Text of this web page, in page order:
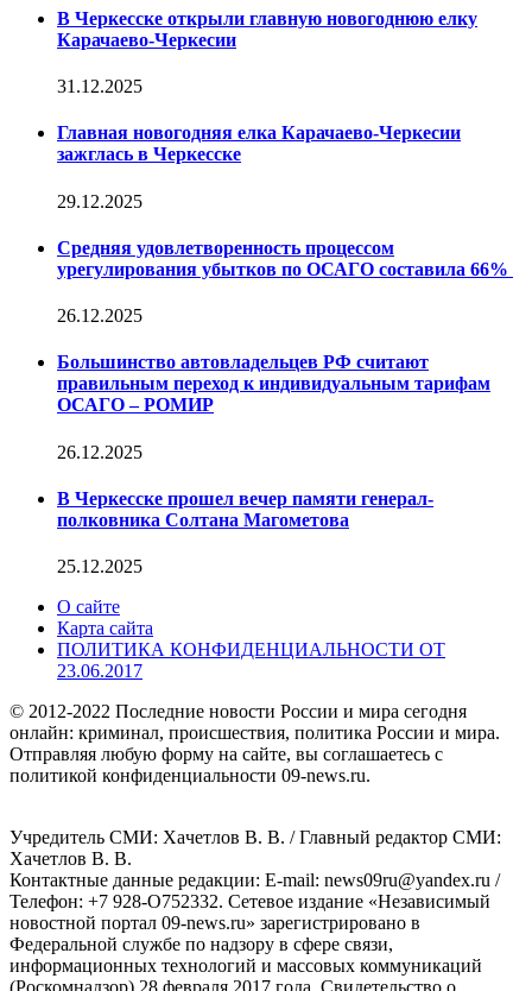
В Черкесске открыли главную новогоднюю елку
Карачаево-Черкесии
31.12.2025
Главная новогодняя елка Карачаево-Черкесии
зажглась в Черкесске
29.12.2025
Средняя удовлетворенность процессом
урегулирования убытков по ОСАГО составила 66%
26.12.2025
Большинство автовладельцев РФ считают
правильным переход к индивидуальным тарифам
ОСАГО – РОМИР
26.12.2025
В Черкесске прошел вечер памяти генерал-
полковника Солтана Магометова
25.12.2025
О сайте
Карта сайта
ПОЛИТИКА КОНФИДЕНЦИАЛЬНОСТИ ОТ
23.06.2017
© 2012-2022 Последние новости России и мира сегодня
онлайн: криминал, происшествия, политика России и мира.
Отправляя любую форму на сайте, вы соглашаетесь с
политикой конфиденциальности 09-news.ru.
Учредитель СМИ: Хaчeтлoв B. B. / Главный редактор СМИ:
Хaчeтлoв B. B.
Контактные данные редакции: E-mail: news09ru@yandex.ru /
Телефон: +7 928-O752332. Сетевое издание «Независимый
новостной портал 09-news.ru» зарегистрировано в
Федеральной службе по надзору в сфере связи,
информационных технологий и массовых коммуникаций